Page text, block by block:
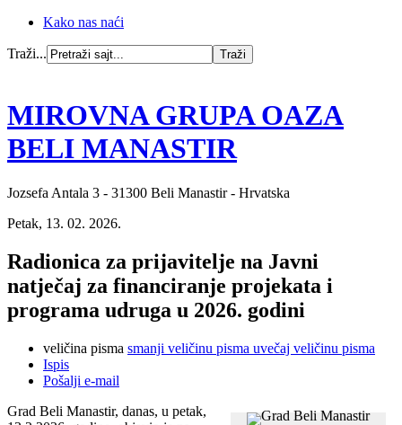
Kako nas naći
Traži...
MIROVNA GRUPA OAZA
BELI MANASTIR
Jozsefa Antala 3 - 31300 Beli Manastir - Hrvatska
Petak, 13. 02. 2026.
Radionica za prijavitelje na Javni
natječaj za financiranje projekata i
programa udruga u 2026. godini
veličina pisma smanji veličinu pisma uvečaj veličinu pisma
Ispis
Pošalji e-mail
Grad Beli Manastir, danas, u petak,